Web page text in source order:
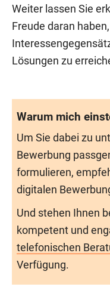
Weiter lassen Sie
Freude daran
Lösungen zu
Warum mich
Um Sie dabei zu
Bewerbung
formulieren,
digitalen
Und stehen Ihnen
kompetent und
telefonischen
Verfügung.